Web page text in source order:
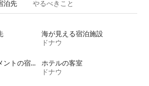
泊⁠先 やるべきこと
海が見える宿泊施設
ドナウ
サービスアパートメントの宿泊施設
ホテルの客室
ドナウ